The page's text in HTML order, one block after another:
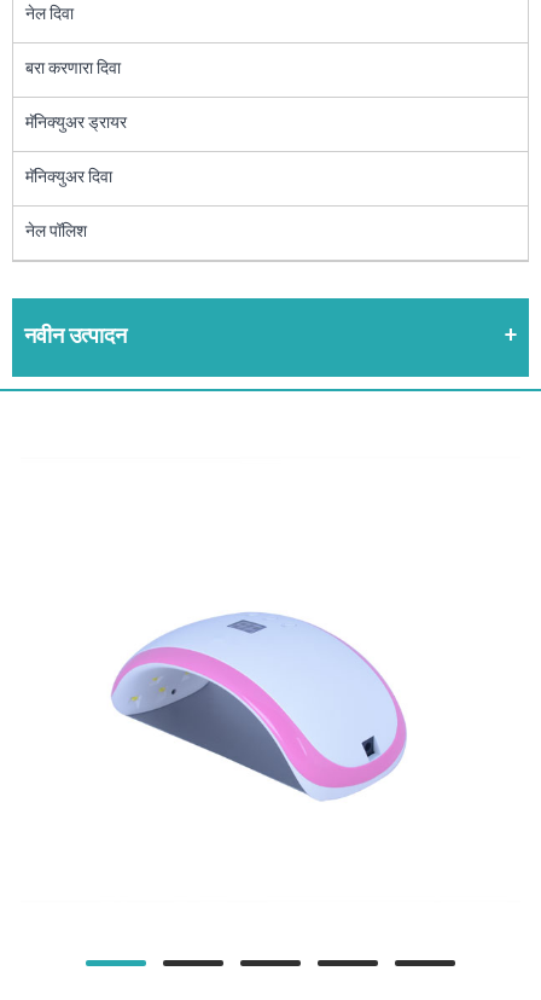
नेल दिवा
बरा करणारा दिवा
मॅनिक्युअर ड्रायर
मॅनिक्युअर दिवा
नेल पॉलिश
नवीन उत्पादन